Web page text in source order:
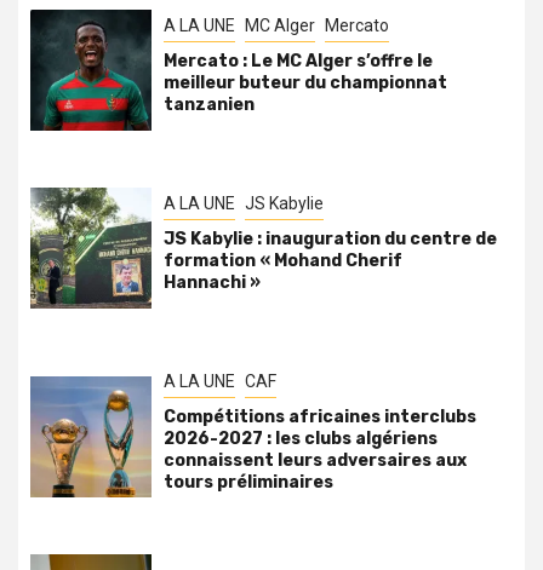
A LA UNE MC Alger Mercato
Mercato : Le MC Alger s’offre le
meilleur buteur du championnat
tanzanien
A LA UNE JS Kabylie
JS Kabylie : inauguration du centre de
formation « Mohand Cherif
Hannachi »
A LA UNE CAF
Compétitions africaines interclubs
2026-2027 : les clubs algériens
connaissent leurs adversaires aux
tours préliminaires